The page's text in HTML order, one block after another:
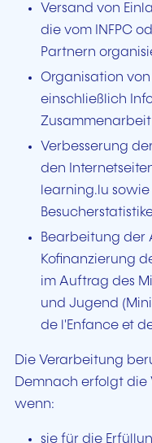
Versand von
die vom INFPC
Partnern
Organisation
einschließlich
Verbesserung
den
learning.lu sowie
Bearbeitung der
Kofinanzierung
im Auftrag des
und Jugend
de l'Enfance et
Die Verarbeitung
Demnach erfolgt die
wenn:
sie für die